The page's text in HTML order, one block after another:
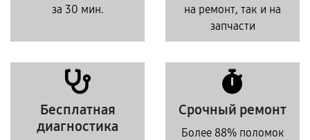
за 30 мин.
на ремонт, так и на
запчасти
Бесплатная
диагностика
Срочный ремонт
Более 88% поломок